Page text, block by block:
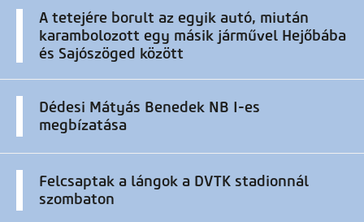
A tetejére borult az egyik autó, miután
karambolozott egy másik járművel Hejőbába
és Sajószöged között
Dédesi Mátyás Benedek NB I-es
megbízatása
Felcsaptak a lángok a DVTK stadionnál
szombaton